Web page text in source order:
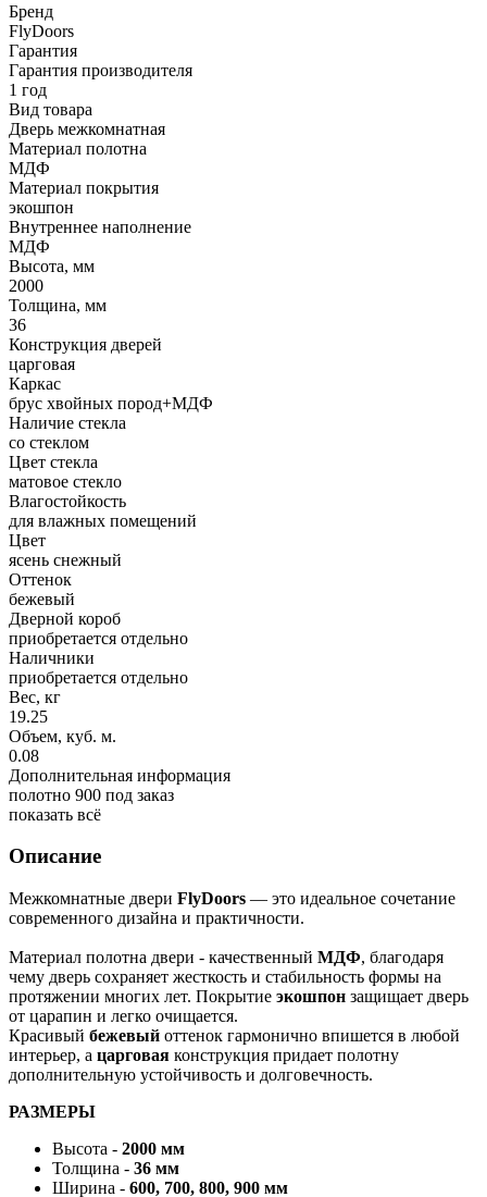
Бренд
FlyDoors
Гарантия
Гарантия производителя
1 год
Вид товара
Дверь межкомнатная
Материал полотна
МДФ
Материал покрытия
экошпон
Внутреннее наполнение
МДФ
Высота, мм
2000
Толщина, мм
36
Конструкция дверей
царговая
Каркас
брус хвойных пород+МДФ
Наличие стекла
со стеклом
Цвет стекла
матовое стекло
Влагостойкость
для влажных помещений
Цвет
ясень снежный
Оттенок
бежевый
Дверной короб
приобретается отдельно
Наличники
приобретается отдельно
Вес, кг
19.25
Объем, куб. м.
0.08
Дополнительная информация
полотно 900 под заказ
показать всё
Описание
Межкомнатные двери FlyDoors — это идеальное сочетание
современного дизайна и практичности.
Материал полотна двери - качественный МДФ, благодаря
чему дверь сохраняет жесткость и стабильность формы на
протяжении многих лет. Покрытие экошпон защищает дверь
от царапин и легко очищается.
Красивый бежевый оттенок гармонично впишется в любой
интерьер, а царговая конструкция придает полотну
дополнительную устойчивость и долговечность.
РАЗМЕРЫ
Высота - 2000 мм
Толщина - 36 мм
Ширина - 600, 700, 800, 900 мм